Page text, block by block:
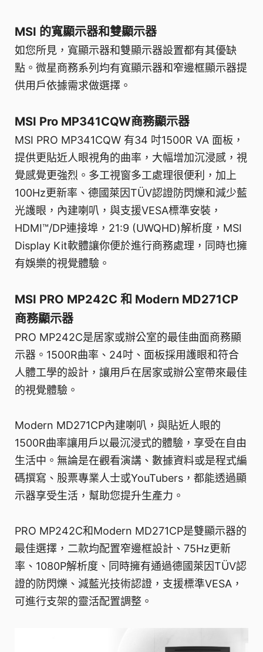
MSI 的寬顯示器和雙顯示器
如您所見，寬顯示器和雙顯示器設置都有其優缺
點。微星商務系列均有寬顯示器和窄邊框顯示器提
供用戶依據需求做選擇。
MSI Pro MP341CQW商務顯示器
MSI PRO MP341CQW 有34 吋1500R VA 面板，
提供更貼近人眼視角的曲率，大幅增加沉浸感，視
覺感覺更強烈。多工視窗多工處理很便利，加上
100Hz更新率、德國萊因TÜV認證防閃爍和減少藍
光護眼，內建喇叭，與支援VESA標準安裝，
HDMI™/DP連接埠，21:9 (UWQHD)解析度，MSI
Display Kit軟體讓你便於進行商務處理，同時也擁
有娛樂的視覺體驗。
MSI PRO MP242C 和 Modern MD271CP
商務顯示器
PRO MP242C是居家或辦公室的最佳曲面商務顯
示器。1500R曲率、24吋、面板採用護眼和符合
人體工學的設計，讓用戶在居家或辦公室帶來最佳
的視覺體驗。
Modern MD271CP內建喇叭，與貼近人眼的
1500R曲率讓用戶以最沉浸式的體驗，享受在自由
生活中。無論是在觀看演講、數據資料或是程式編
碼撰寫、股票專業人士或YouTubers，都能透過顯
示器享受生活，幫助您提升生產力。
PRO MP242C和Modern MD271CP是雙顯示器的
最佳選擇，二款均配置窄邊框設計、75Hz更新
率、1080P解析度、同時擁有通過德國萊因TÜV認
證的防閃爍、減藍光技術認證，支援標準VESA，
可進行支架的靈活配置調整。